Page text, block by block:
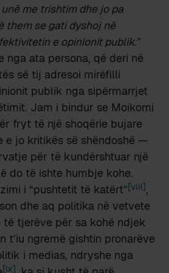
me trishtim dhe jo pa
them se gati dyshoj në
e opinionit publik.”
nga ata persona, që deri në
së tij adresoi mirëfilli
publik nga sipërmarrjet
Jam i bindur se Moikomi
fryt të një shoqërie bujare
e jo kritikës së shëndoshë —
për të kundërshtuar një
do të ishte humbje kohe.
i “pushtetit të katërt”[viii],
dhe aq politika në vetvete
të tjerëve për sa kohë ndjek
t’iu ngremë gishtin pronarëve
i medias, ndryshe nga
[ix]